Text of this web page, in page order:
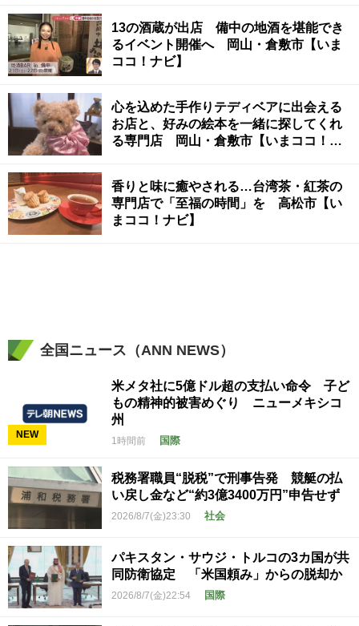
13の酒蔵が出店 備中の地酒を堪能でき
るイベント開催へ 岡山・倉敷市【いま
ココ！ナビ】
心を込めた手作りテディベアに出会える
お店と、好みの絵本を一緒に探してくれ
る専門店 岡山・倉敷市【いまココ！ナ
香りと味に癒やされる…台湾茶・紅茶の
専門店で「至福の時間」を 高松市【い
まココ！ナビ】
全国ニュース（ANN NEWS）
NEW
米メタ社に5億ドル超の支払い命令 子ど
もの精神的被害めぐり ニューメキシコ
州
1時間前 国際
税務署職員“脱税”で刑事告発 競艇の払
い戻し金など“約3億3400万円”申告せず
2026/8/7(金)23:30 社会
パキスタン・サウジ・トルコの3カ国が共
同防衛協定 「米国頼み」からの脱却か
2026/8/7(金)22:54 国際